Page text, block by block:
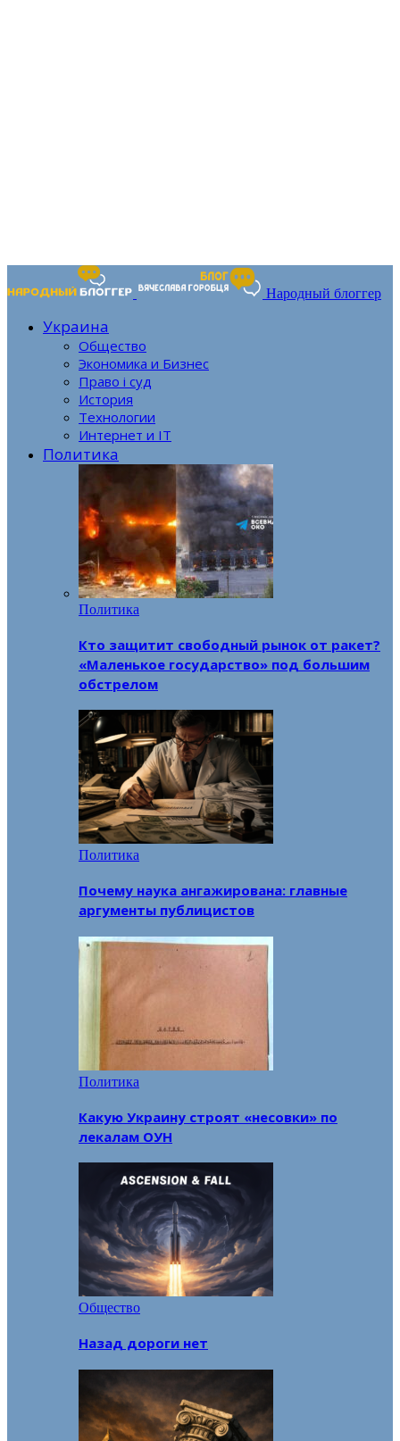
Народный блоггер
Украина
Общество
Экономика и Бизнес
Право і суд
История
Технологии
Интернет и IT
Политика
Политика
Кто защитит свободный рынок от ракет?
«Маленькое государство» под большим
обстрелом
Политика
Почему наука ангажирована: главные
аргументы публицистов
Политика
Какую Украину строят «несовки» по
лекалам ОУН
Общество
Назад дороги нет